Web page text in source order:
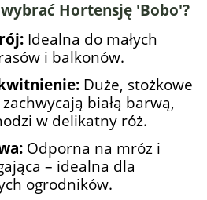
Hortensję 'Bobo'?
Idealna do małych
i balkonów.
Duże, stożkowe
białą barwą,
w delikatny róż.
Odporna na mróz i
– idealna dla
ogrodników.